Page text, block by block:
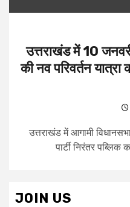
उत्तराखंड में 10
की नव परिवर्तन
उत्तराखंड में आगामी
पार्टी निरंतर
JOIN US